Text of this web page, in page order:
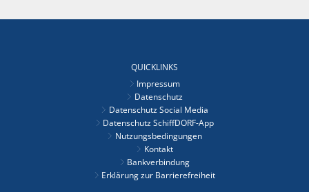
QUICKLINKS
Impressum
Datenschutz
Datenschutz Social Media
Datenschutz SchiffDORF-App
Nutzungsbedingungen
Kontakt
Bankverbindung
Erklärung zur Barrierefreiheit